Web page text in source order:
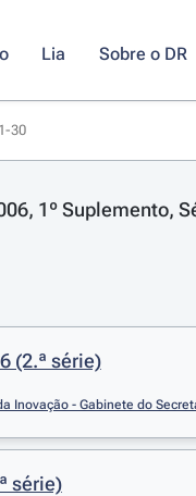
Lia Sobre o DR
30
1º Suplemento,
(2.ª série)
Inovação - Gabinete do
série)